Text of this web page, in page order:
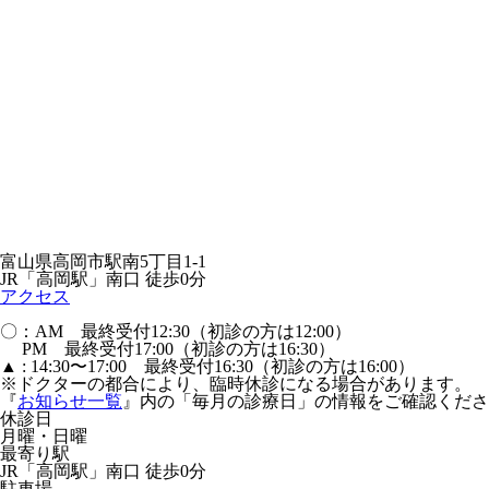
富山県高岡市駅南5丁目1-1
JR「高岡駅」南口 徒歩0分
アクセス
〇：AM 最終受付12:30（初診の方は12:00）
PM 最終受付17:00（初診の方は16:30）
▲ : 14:30〜17:00 最終受付16:30（初診の方は16:00）
※ドクターの都合により、臨時休診になる場合があります。
『お知らせ一覧 』内の「毎月の診療日」の情報をご確認くだ
休診日
月曜・日曜
最寄り駅
JR「高岡駅」南口 徒歩0分